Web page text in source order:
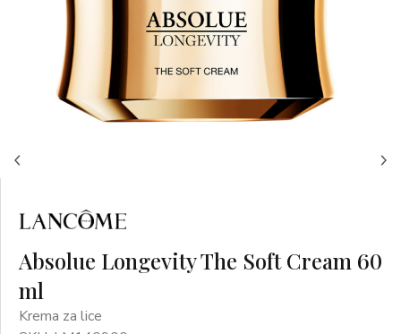
Absolue Longevity The Soft Cream 60
ml
Krema za lice